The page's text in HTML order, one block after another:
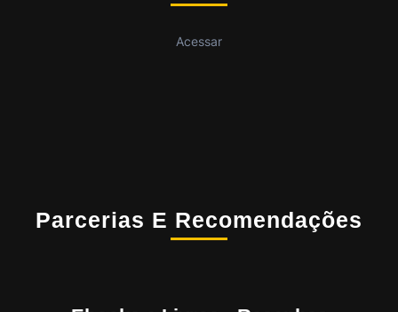
Acessar
Parcerias E Recomendações